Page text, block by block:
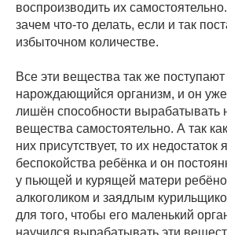
воспроизводить их
зачем что-то делать, если и так
избыточном количестве.
Все эти вещества так же поступают
нарождающийся организм, и он
лишён способности вырабатывать
вещества самостоятельно. А так
них присутствует, то их недостаток
беспокойства ребёнка и он
у пьющей и курящей матери
алкоголиком и заядлым
для того, чтобы его маленький
научился вырабатывать эти